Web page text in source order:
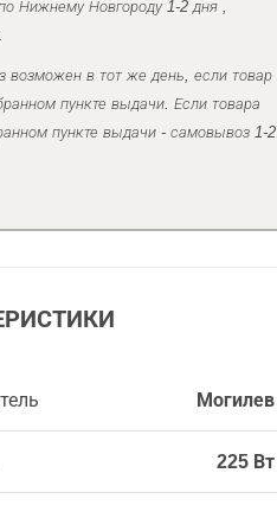
Нижнему Новгороду 1-2 дня ,
возможен в тот же день, если товар
пункте выдачи. Если товара
пункте выдачи - самовывоз 1-2
Могилев
225 Вт